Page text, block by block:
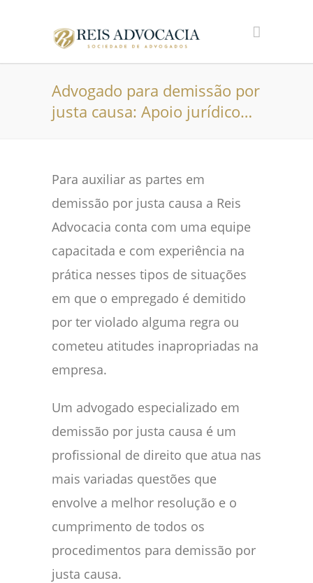
Advogado para demissão por
justa causa: Apoio jurídico…
Para auxiliar as partes em
demissão por justa causa a Reis
Advocacia conta com uma equipe
capacitada e com experiência na
prática nesses tipos de situações
em que o empregado é demitido
por ter violado alguma regra ou
cometeu atitudes inapropriadas na
empresa.
Um advogado especializado em
demissão por justa causa é um
profissional de direito que atua nas
mais variadas questões que
envolve a melhor resolução e o
cumprimento de todos os
procedimentos para demissão por
justa causa.